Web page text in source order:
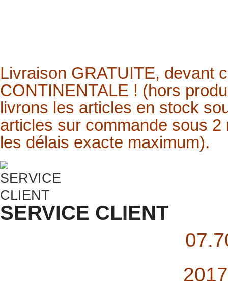
Livraison GRATUITE, devant
CONTINENTALE ! (hors
livrons les articles en stock
articles sur commande sous
les délais exacte maximum).
SERVICE CLIENT